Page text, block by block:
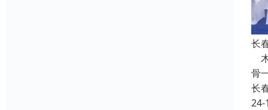
长
骨
长
24-